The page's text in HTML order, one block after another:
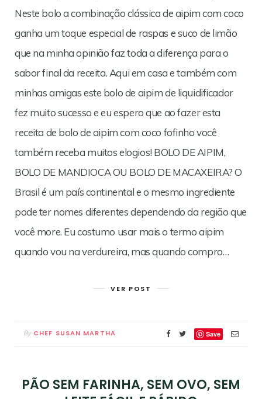
Neste bolo a combinação clássica de aipim com coco
ganha um toque especial de raspas e suco de limão
que na minha opinião faz toda a diferença para o
sabor final da receita. Aqui em casa e também com
minhas amigas este bolo de aipim de liquidificador
fez muito sucesso e eu espero que ao fazer esta
receita de bolo de aipim com coco fofinho você
também receba muitos elogios! BOLO DE AIPIM,
BOLO DE MANDIOCA OU BOLO DE MACAXEIRA? O
Brasil é um país continental e o mesmo ingrediente
pode ter nomes diferentes dependendo da região que
você more. Eu costumo usar mais o termo aipim
quando vou na verdureira, mas quando compro…
VER POST
By CHEF SUSAN MARTHA Save
PÃO SEM FARINHA, SEM OVO, SEM